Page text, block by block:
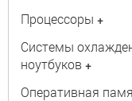
Процессоры +
Системы
ноутбуков +
Оперативная